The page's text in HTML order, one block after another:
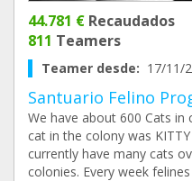
44.781 € Recaudados
811 Teamers
Teamer desde: 17/11/
Santuario Felino
We have about 600 Cats
cat in the colony was
currently have many cats
colonies. Every week